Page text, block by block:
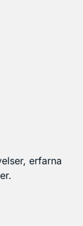
erfarna